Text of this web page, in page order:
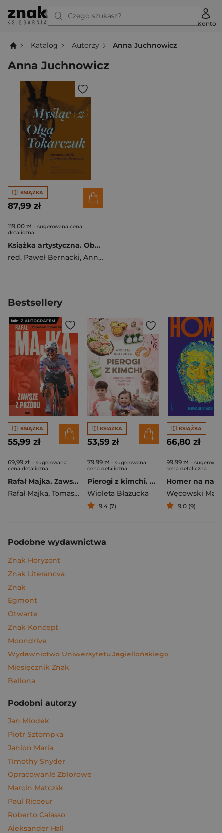
Czego szukasz?
Konto
Katalog Autorzy Anna Juchnowicz
Anna Juchnowicz
KSIĄŻKA
87,99 zł
119,00 zł - sugerowana cena
detaliczna
Książka artystyczna. Obecność i nieobecność
red. Paweł Bernacki, Anna Juchnowicz
Bestsellery
KSIĄŻKA
55,99 zł
69,99 zł - sugerowana
cena detaliczna
Rafał Majka. Zawsze z przodu. Rozmawia Tomasz Kalemba - książka z autografem
Rafał Majka, Tomasz Kalemba
KSIĄŻKA
53,59 zł
79,99 zł - sugerowana
cena detaliczna
Pierogi z kimchi. Moje ulubione azjatyckie przepisy
Wioleta Błazucka
9,4 (7)
KSIĄŻKA
66,80 zł
99,99 zł -
cena detaliczna
Węcowski
9,0 (9)
Podobne wydawnictwa
Znak Horyzont
Znak Literanova
Znak
Egmont
Otwarte
Znak Koncept
Moondrive
Wydawnictwo Uniwersytetu Jagiellońskiego
Miesięcznik Znak
Bellona
Podobni autorzy
Jan Miodek
Piotr Sztompka
Janion Maria
Timothy Snyder
Opracowanie Zbiorowe
Marcin Matczak
Paul Ricoeur
Roberto Calasso
Aleksander Hall